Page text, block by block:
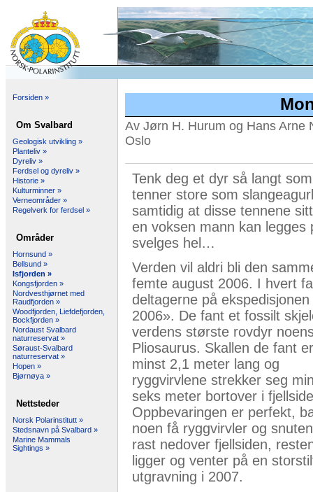
Forsiden »
Om Svalbard
Geologisk utvikling »
Planteliv »
Dyreliv »
Ferdsel og dyreliv »
Historie »
Kulturminner »
Verneområder »
Regelverk for ferdsel »
Områder
Hornsund »
Bellsund »
Isfjorden »
Kongsfjorden »
Nordvesthjørnet med
Raudfjorden »
Woodfjorden, Liefdefjorden,
Bockfjorden »
Nordaust Svalbard
naturreservat »
Søraust-Svalbard
naturreservat »
Hopen »
Bjørnøya »
Nettsteder
Norsk Polarinstitutt »
Stedsnavn på Svalbard »
Marine Mammals
Sightings »
Av Jørn H. Hurum og Hans Arne
Oslo
Tenk deg et dyr så langt
tenner store som
samtidig at disse tennene
en voksen mann kan legges
svelges hel…
Verden vil aldri bli den
femte august 2006. I hvert
deltagerne på
2006». De fant et fossilt
verdens største rovdyr
Pliosaurus. Skallen de fant er
minst 2,1 meter lang og
ryggvirvlene strekker seg
seks meter bortover i
Oppbevaringen er perfekt,
noen få ryggvirvler og
rast nedover fjellsiden,
ligger og venter på en
utgravning i 2007.